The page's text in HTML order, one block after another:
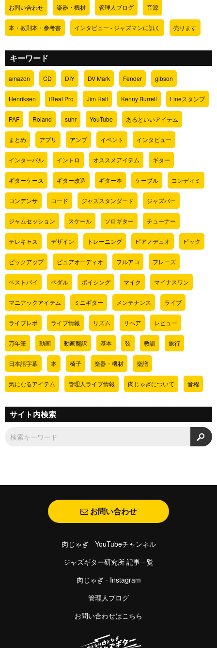
お問い合わせ 楽器・機材 管理人ブログ 音源
本・教則本・参考書 インタビュー - ジャズマンに訊く 売ります
キーワード
amazon CD DIY DV Mark Fender gibson
Henriksen iReal Pro Jim Hall Kenny Burrell Lineスタンプ
PAF Roland suhr YouTube あるといいアイテム
まとめ アプリ アンプ イベント インタビュー
インターバル イントロ オススメアイテム ギター
ギターケース ギター改造 ギター本 ケーブル コンディミ
コンデンサ コード ジャズスタンダード ジャズバー
ジャムセッション スケール ソロギター チューナー
テレキャス デザイン トレーニング ピアノデュオ ピック
ピックアップ ピュアオーディオ フルアコ フレーズ
ベストバイ ペダル ボイシング マイク マイナスワン
マニアックアイテム ミニギター メンテナンス ライブ
ライブレポ ライブ情報 リズム リペア レビュー
万年筆 動画 動画翻訳 基本 弦 教訓 旅行
日本語字幕 本 椅子 楽器・機材 楽譜
気になるアイテム 管理人ライブ情報 肉じゃぎについて 音程
サイト内検索
検
お問い合わせ
肉じゃぎ - YouTubeチャンネル
ジャズギター研究所 記事一覧
肉じゃぎ - Instagram
管理人ブログ
お問い合わせはこちら